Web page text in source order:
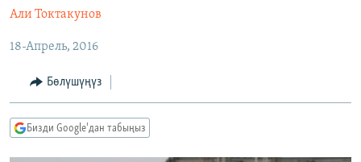
ЭКОНОМИКА
МАДАНИЯТ
БОРБОР АЗИЯ
АТАЙЫН ИЛИКТӨӨ
ТВ ПРОГРАММАЛАР
БҮГҮН АЗАТТЫКТА
БИЗ ЖАНА ДҮЙНӨ
ПОДКАСТ
ӨЗГӨЧӨ ПИКИР
Али Токтакунов
18-Апрель, 2016
Бөлүшүңүз
Бизди Google'дан табыңыз